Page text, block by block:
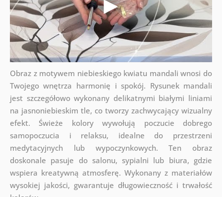
Obraz z motywem niebieskiego kwiatu mandali wnosi do
Twojego wnętrza harmonię i spokój. Rysunek mandali
jest szczegółowo wykonany delikatnymi białymi liniami
na jasnoniebieskim tle, co tworzy zachwycający wizualny
efekt. Świeże kolory wywołują poczucie dobrego
samopoczucia i relaksu, idealne do przestrzeni
medytacyjnych lub wypoczynkowych. Ten obraz
doskonale pasuje do salonu, sypialni lub biura, gdzie
wspiera kreatywną atmosferę. Wykonany z materiałów
wysokiej jakości, gwarantuje długowieczność i trwałość